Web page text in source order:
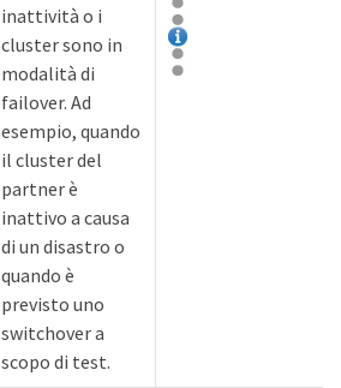
inattività o i
cluster sono in
modalità di
failover. Ad
esempio, quando
il cluster del
partner è
inattivo a causa
di un disastro o
quando è
previsto uno
switchover a
scopo di test.